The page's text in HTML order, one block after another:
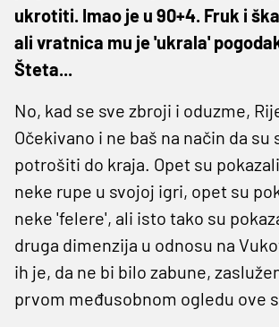
ukrotiti. Imao je u 90+4. Fruk i
ali vratnica mu je 'ukrala'
Šteta...
No, kad se sve zbroji i oduzme,
Očekivano i ne baš na način da su
potrošiti do kraja. Opet su
neke rupe u svojoj igri, opet su
neke 'felere', ali isto tako su
druga dimenzija u odnosu na
ih je, da ne bi bilo zabune,
prvom međusobnom ogledu ove